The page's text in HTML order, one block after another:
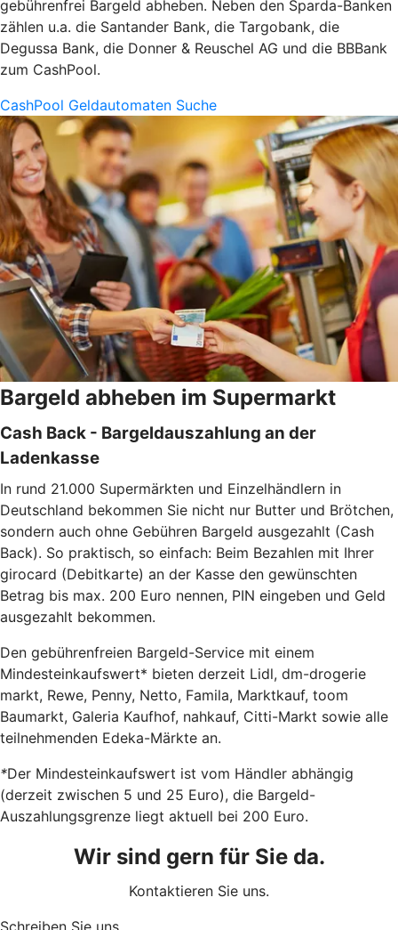
gebührenfrei Bargeld abheben. Neben den Sparda-Banken
zählen u.a. die Santander Bank, die Targobank, die
Degussa Bank, die Donner & Reuschel AG und die BBBank
zum CashPool.
CashPool Geldautomaten Suche
Bargeld abheben im Supermarkt
Cash Back - Bargeldauszahlung an der
Ladenkasse
In rund 21.000 Supermärkten und Einzelhändlern in
Deutschland bekommen Sie nicht nur Butter und Brötchen,
sondern auch ohne Gebühren Bargeld ausgezahlt (Cash
Back). So praktisch, so einfach: Beim Bezahlen mit Ihrer
girocard (Debitkarte) an der Kasse den gewünschten
Betrag bis max. 200 Euro nennen, PIN eingeben und Geld
ausgezahlt bekommen.
Den gebührenfreien Bargeld-Service mit einem
Mindesteinkaufswert* bieten derzeit Lidl, dm-drogerie
markt, Rewe, Penny, Netto, Famila, Marktkauf, toom
Baumarkt, Galeria Kaufhof, nahkauf, Citti-Markt sowie alle
teilnehmenden Edeka-Märkte an.
*Der Mindesteinkaufswert ist vom Händler abhängig
(derzeit zwischen 5 und 25 Euro), die Bargeld-
Auszahlungsgrenze liegt aktuell bei 200 Euro.
Wir sind gern für Sie da.
Kontaktieren Sie uns.
Schreiben Sie uns